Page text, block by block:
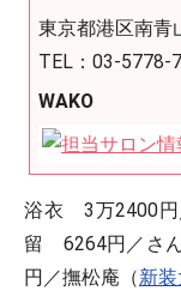
東京都港区南青
TEL：03-5778-
WAKO
浴衣 3万2400円
留 6264円／さ
円／撫松庵（新